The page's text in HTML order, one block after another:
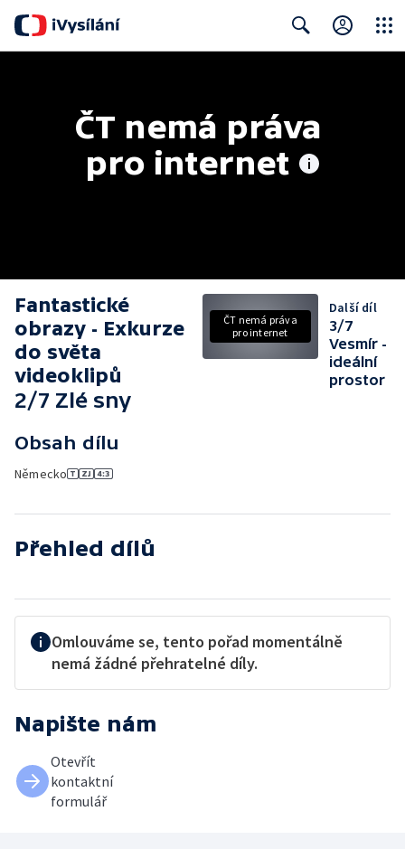
ČT nemá práva
pro internet
Fantastické
obrazy - Exkurze
do světa
videoklipů
2/7 Zlé sny
Obsah dílu
Německo
ČT nemá práva
pro internet
Další díl
3/7
Vesmír -
ideální
prostor
Přehled dílů
Omlouváme se, tento pořad momentálně
nemá žádné přehratelné díly.
Napište nám
Otevřít
kontaktní
formulář